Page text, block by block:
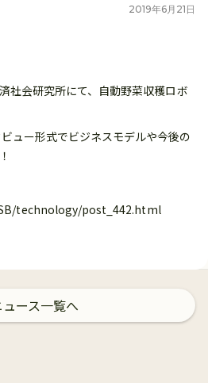
2019年6月 21 日
社会研究所にて、自動野菜収穫ロボ
ュー形式でビジネスモデルや今後の
technology/post_442.html
ュース一覧へ